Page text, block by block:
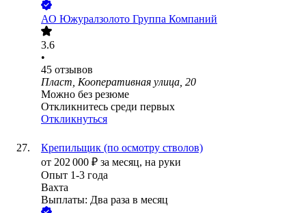
АО Южуралзолото Группа Компаний
3.6
•
45 отзывов
Пласт, Кооперативная улица, 20
Можно без резюме
Откликнитесь среди первых
Откликнуться
Крепильщик (по осмотру стволов)
от 202 000 ₽ за месяц, на руки
Опыт 1-3 года
Вахта
Выплаты: Два раза в месяц